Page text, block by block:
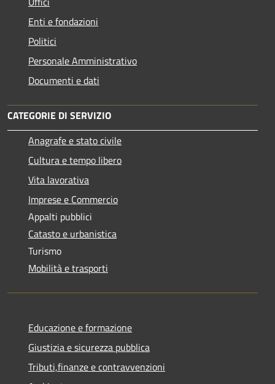
Enti e fondazioni
Politici
Personale Amministrativo
Documenti e dati
CATEGORIE DI SERVIZIO
Anagrafe e stato civile
Cultura e tempo libero
Vita lavorativa
Imprese e Commercio
Appalti pubblici
Catasto e urbanistica
Turismo
Mobilità e trasporti
Educazione e formazione
Giustizia e sicurezza pubblica
Tributi,finanze e contravvenzioni